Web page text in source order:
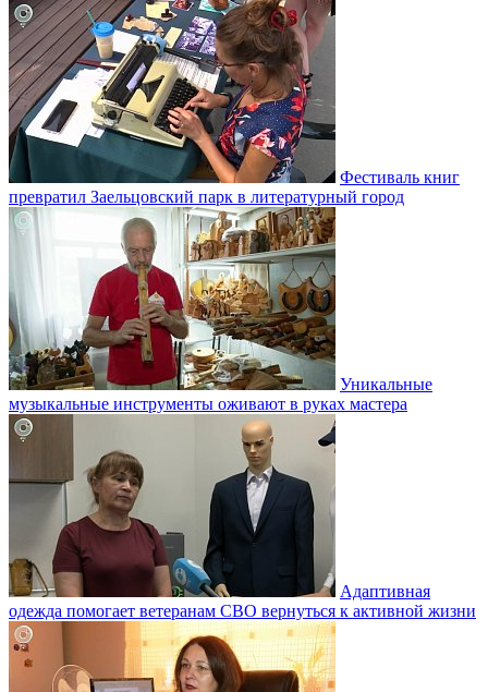
Фестиваль книг
превратил Заельцовский парк в литературный город
Уникальные
музыкальные инструменты оживают в руках мастера
Адаптивная
одежда помогает ветеранам СВО вернуться к активной жизни